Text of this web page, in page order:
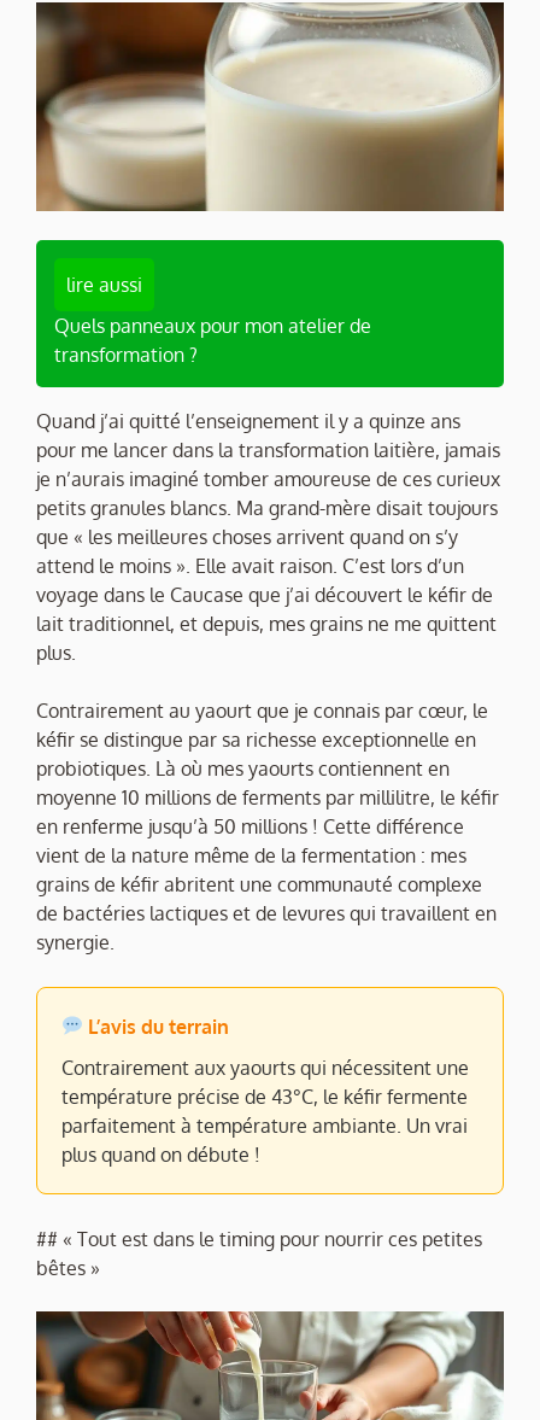
lire aussi
Quels panneaux pour mon atelier de
transformation ?
Quand j’ai quitté l’enseignement il y a quinze ans
pour me lancer dans la transformation laitière, jamais
je n’aurais imaginé tomber amoureuse de ces curieux
petits granules blancs. Ma grand-mère disait toujours
que « les meilleures choses arrivent quand on s’y
attend le moins ». Elle avait raison. C’est lors d’un
voyage dans le Caucase que j’ai découvert le kéfir de
lait traditionnel, et depuis, mes grains ne me quittent
plus.
Contrairement au yaourt que je connais par cœur, le
kéfir se distingue par sa richesse exceptionnelle en
probiotiques. Là où mes yaourts contiennent en
moyenne 10 millions de ferments par millilitre, le kéfir
en renferme jusqu’à 50 millions ! Cette différence
vient de la nature même de la fermentation : mes
grains de kéfir abritent une communauté complexe
de bactéries lactiques et de levures qui travaillent en
synergie.
L’avis du terrain
Contrairement aux yaourts qui nécessitent une
température précise de 43°C, le kéfir fermente
parfaitement à température ambiante. Un vrai
plus quand on débute !
## « Tout est dans le timing pour nourrir ces petites
bêtes »